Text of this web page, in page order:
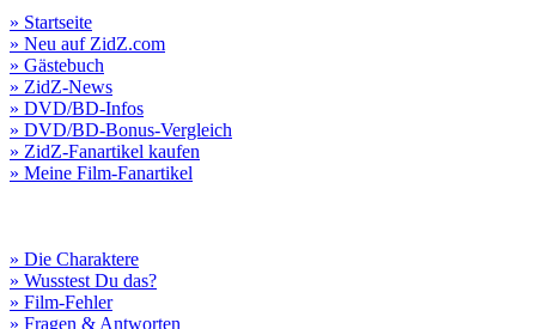
» Startseite
» Neu auf ZidZ.com
» Gästebuch
» ZidZ-News
» DVD/BD-Infos
» DVD/BD-Bonus-Vergleich
» ZidZ-Fanartikel kaufen
» Meine Film-Fanartikel
» Die Charaktere
» Wusstest Du das?
» Film-Fehler
» Fragen & Antworten